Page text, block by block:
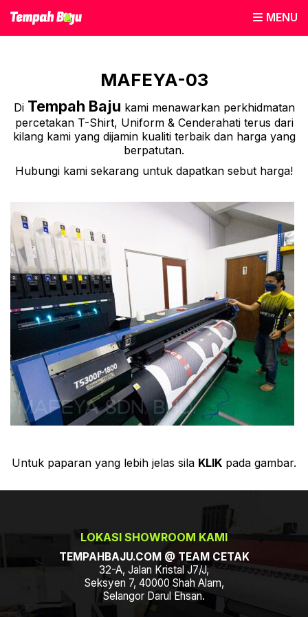
MENU
MAFEYA-03
Di Tempah Baju kami menawarkan perkhidmatan
percetakan T-Shirt, Uniform & Cenderahati terus dari
kilang kami yang dijamin kualiti terbaik dan harga yang
berpatutan.
Hubungi kami sekarang untuk dapatkan sebut harga!
Untuk paparan yang lebih jelas sila KLIK pada gambar.
LOKASI SHOWROOM KAMI
TEMPAHBAJU.COM @ TEAM CETAK
32-A, Jalan Kristal J7/J,
Seksyen 7, 40000 Shah Alam,
Selangor Darul Ehsan.